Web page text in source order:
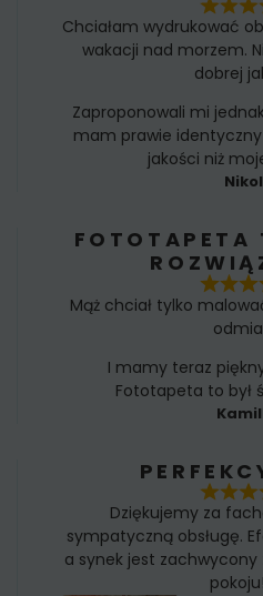
Chciałam wydrukować
wakacji nad morzem.
dobrej
Zaproponowali mi
mam prawie
jakości niż
FOTOTAPETA
Mąż chciał tylko
I mamy teraz
Fototapeta to był
Dziękujemy za
sympatyczną obsługę.
a synek jest
pokoju!